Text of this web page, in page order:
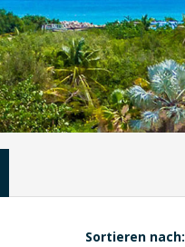
Sortieren nach: